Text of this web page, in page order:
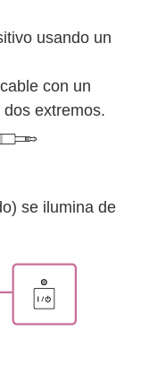
usando un
con un
extremos.
se ilumina de